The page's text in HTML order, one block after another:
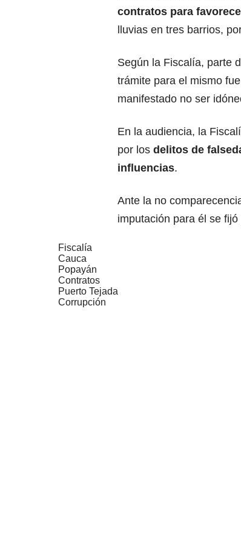
contratos para
lluvias en tres barrios,
Según la Fiscalía, parte
trámite para el mismo
manifestado no ser
En la audiencia, la
por los delitos de
influencias.
Ante la no
imputación para él se
Fiscalía
Cauca
Popayán
Contratos
Puerto Tejada
Corrupción